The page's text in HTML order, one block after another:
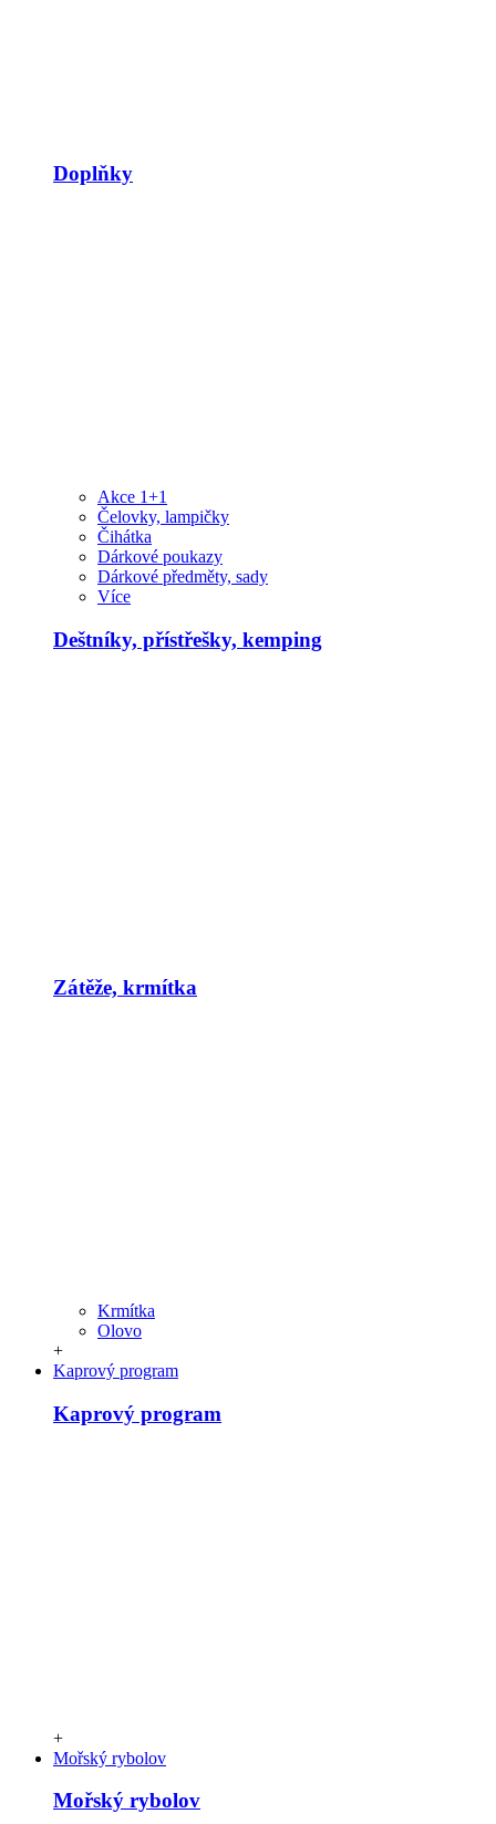
Doplňky
Akce 1+1
Čelovky, lampičky
Čihátka
Dárkové poukazy
Dárkové předměty, sady
Více
Deštníky, přístřešky, kemping
Zátěže, krmítka
Krmítka
Olovo
+
Kaprový program
Kaprový program
+
Mořský rybolov
Mořský rybolov